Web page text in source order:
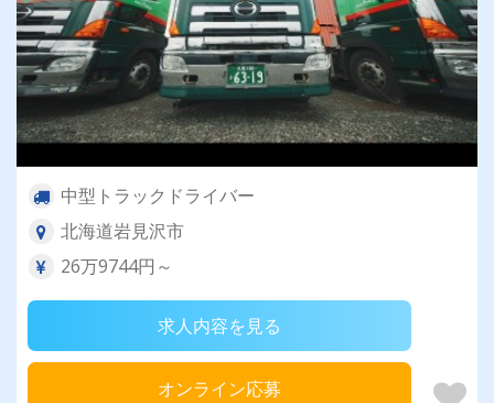
中型トラックドライバー
北海道岩見沢市
26万9744円～
求人内容を見る
オンライン応募